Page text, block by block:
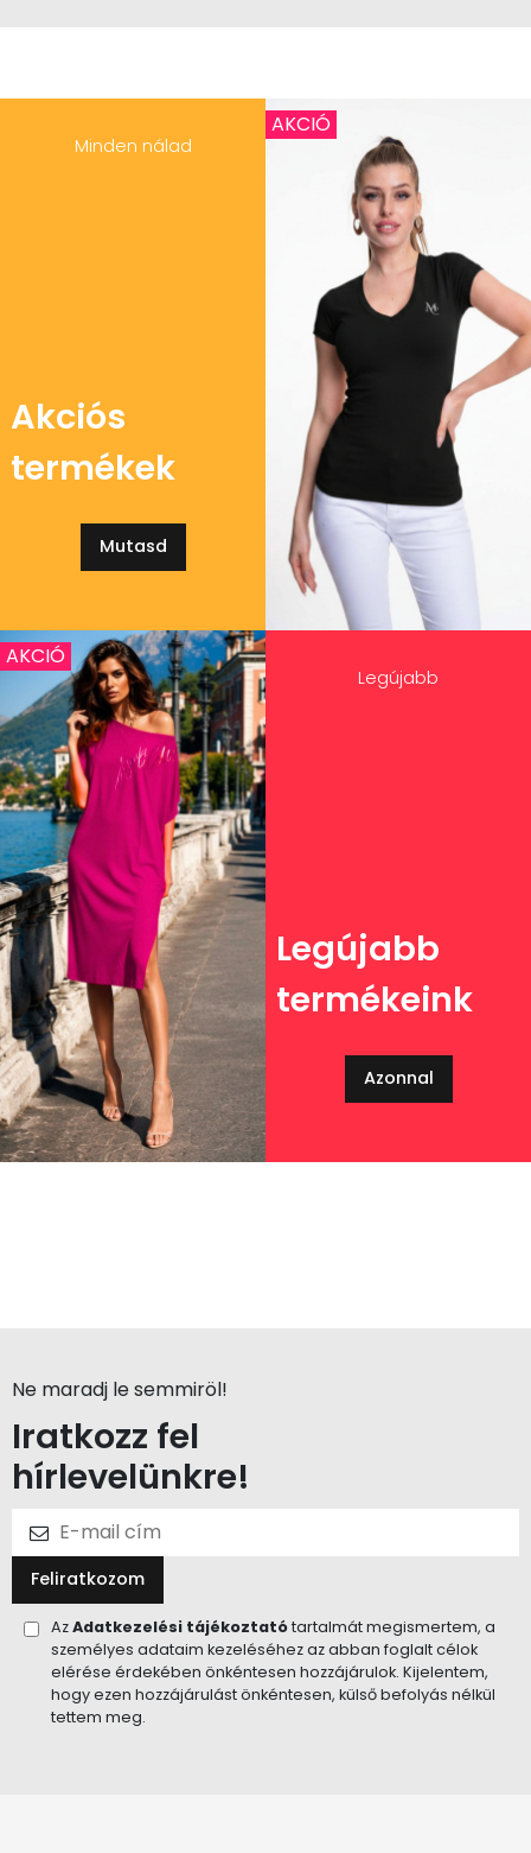
Minden nálad
Akciós
termékek
Mutasd
AKCIÓ
Legújabb
Legújabb
termékeink
Azonnal
AKCIÓ
Ne maradj le semmiröl!
Iratkozz fel
hírlevelünkre!
Feliratkozom
AzAdatkezelési tájékoztatótartalmát megismertem, a
személyes adataim kezeléséhez az abban foglalt célok
elérése érdekében önkéntesen hozzájárulok. Kijelentem,
hogy ezen hozzájárulást önkéntesen, külső befolyás nélkül
tettem meg.